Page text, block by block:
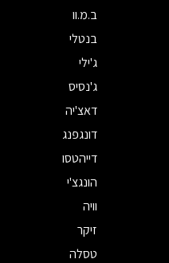
ב.מ.וו
בנטלי
ג'ילי
ג'נסיס
דאצ'יה
דונגפנג
דייהטסו
הונגצ'י
וויה
זיקר
טסלה